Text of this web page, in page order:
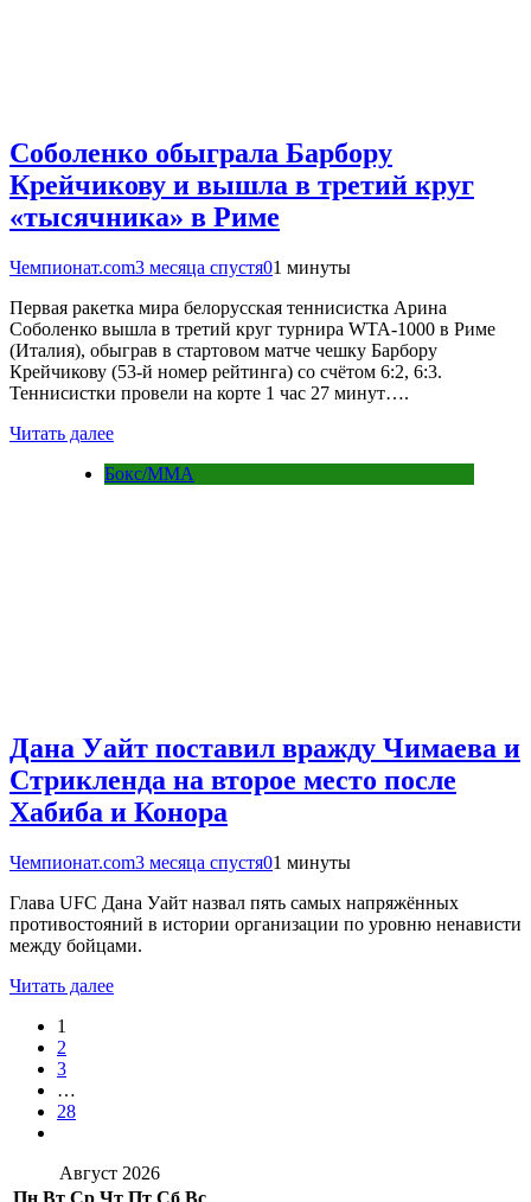
Соболенко обыграла Барбору
Крейчикову и вышла в третий круг
«тысячника» в Риме
Чемпионат.com3 месяца спустя01 минуты
Первая ракетка мира белорусская теннисистка Арина
Соболенко вышла в третий круг турнира WTA-1000 в Риме
(Италия), обыграв в стартовом матче чешку Барбору
Крейчикову (53-й номер рейтинга) со счётом 6:2, 6:3.
Теннисистки провели на корте 1 час 27 минут….
Читать далее
Бокс/MMA
Дана Уайт поставил вражду Чимаева и
Стрикленда на второе место после
Хабиба и Конора
Чемпионат.com3 месяца спустя01 минуты
Глава UFC Дана Уайт назвал пять самых напряжённых
противостояний в истории организации по уровню ненависти
между бойцами.
Читать далее
1
2
3
…
28
Август 2026
Пн Вт Ср Чт Пт Сб Вс